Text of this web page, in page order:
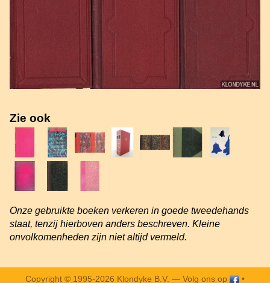
Zie ook
Onze gebruikte boeken verkeren in goede tweedehands
staat, tenzij hierboven anders beschreven. Kleine
onvolkomenheden zijn niet altijd vermeld.
Copyright © 1995-2026 Klondyke B.V. — Volg ons op •